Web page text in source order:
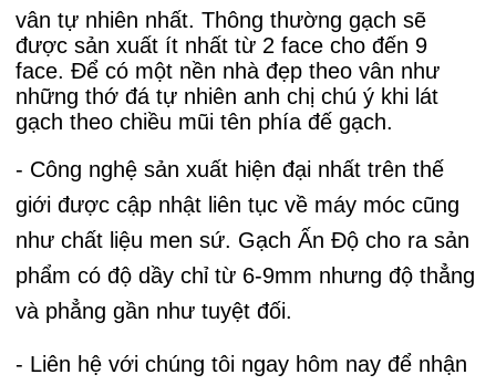
vân tự nhiên nhất. Thông thường gạch sẽ
được sản xuất ít nhất từ 2 face cho đến 9
face. Để có một nền nhà đẹp theo vân như
những thớ đá tự nhiên anh chị chú ý khi lát
gạch theo chiều mũi tên phía đế gạch.
- Công nghệ sản xuất hiện đại nhất trên thế
giới được cập nhật liên tục về máy móc cũng
như chất liệu men sứ. Gạch Ấn Độ cho ra sản
phẩm có độ dầy chỉ từ 6-9mm nhưng độ thẳng
và phẳng gần như tuyệt đối.
- Liên hệ với chúng tôi ngay hôm nay để nhận